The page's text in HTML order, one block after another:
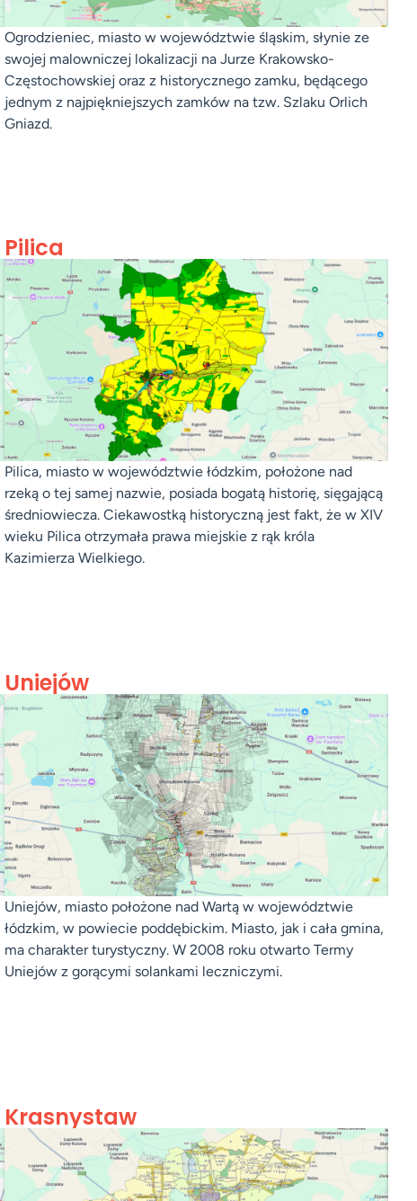
Ogrodzieniec, miasto w województwie śląskim, słynie ze
swojej malowniczej lokalizacji na Jurze Krakowsko-
Częstochowskiej oraz z historycznego zamku, będącego
jednym z najpiękniejszych zamków na tzw. Szlaku Orlich
Gniazd.
Pilica
Pilica, miasto w województwie łódzkim, położone nad
rzeką o tej samej nazwie, posiada bogatą historię, sięgającą
średniowiecza. Ciekawostką historyczną jest fakt, że w XIV
wieku Pilica otrzymała prawa miejskie z rąk króla
Kazimierza Wielkiego.
Uniejów
Uniejów, miasto położone nad Wartą w województwie
łódzkim, w powiecie poddębickim. Miasto, jak i cała gmina,
ma charakter turystyczny. W 2008 roku otwarto Termy
Uniejów z gorącymi solankami leczniczymi.
Krasnystaw